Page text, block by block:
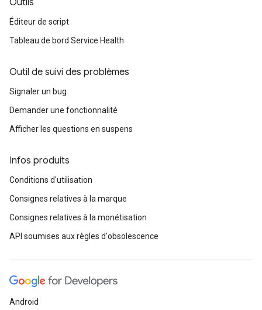
Outils
Éditeur de script
Tableau de bord Service Health
Outil de suivi des problèmes
Signaler un bug
Demander une fonctionnalité
Afficher les questions en suspens
Infos produits
Conditions d'utilisation
Consignes relatives à la marque
Consignes relatives à la monétisation
API soumises aux règles d'obsolescence
Android